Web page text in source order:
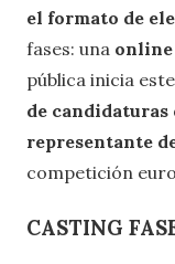
el formato de
fases: una online
pública inicia este
de candidaturas
representante
competición
CASTING